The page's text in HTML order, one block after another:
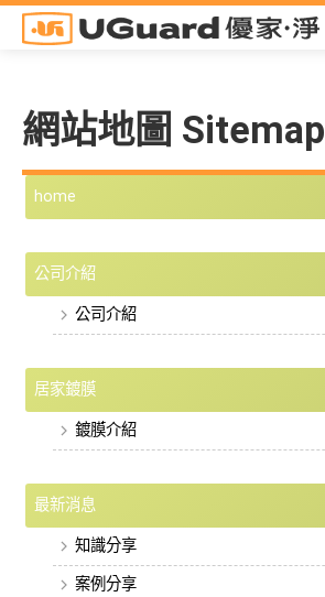
網站地圖 Sitemap
home
公司介紹
公司介紹
居家鍍膜
鍍膜介紹
最新消息
知識分享
案例分享